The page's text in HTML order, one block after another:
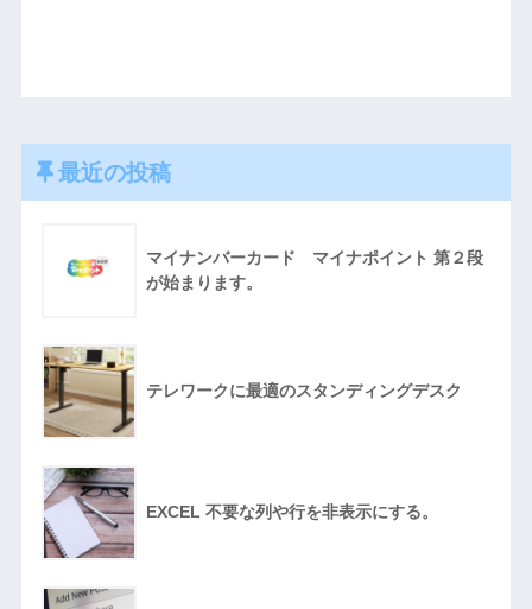
最近の投稿
マイナンバーカード マイナポイント 第２段
が始まります。
テレワークに最適のスタンディングデスク
EXCEL 不要な列や行を非表示にする。